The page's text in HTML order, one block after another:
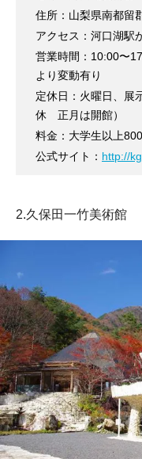
住所：山梨県南都留
アクセス：河口湖駅
営業時間：10:00〜
より変動有り
定休日：火曜日、展
休 正月は開館）
料金：大学生以上
公式サイト： http://
2.久保田一竹美術館